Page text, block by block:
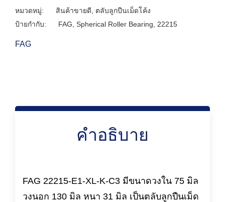
หมวดหมู่: สินค้าขายดี
ตลับลูกปืนเม็ดโค้ง
ป้ายกำกับ:
FAG Spherical Roller Bearing 22215
FAG
คำอธิบาย
FAG 22215-E1-XL-K-C3 มีขนาดวงใน 75 มิล
วงนอก 130 มิล หนา 31 มิล เป็นตลับลูกปืนเม็ด